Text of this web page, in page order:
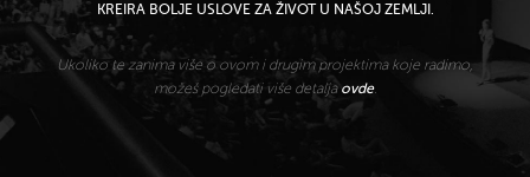
KREIRA BOLJE USLOVE ZA ŽIVOT U NAŠOJ ZEMLJI.
Ukoliko te zanima više o ovom i drugim projektima koje radimo,
možeš pogledati više detalja ovde.